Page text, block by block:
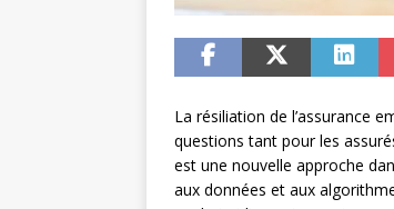
La résiliation de l’assurance
questions tant pour les
est une nouvelle approche
aux données et aux